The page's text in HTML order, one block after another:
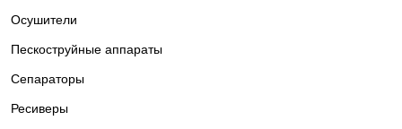
Осушители
Пескоструйные аппараты
Сепараторы
Ресиверы